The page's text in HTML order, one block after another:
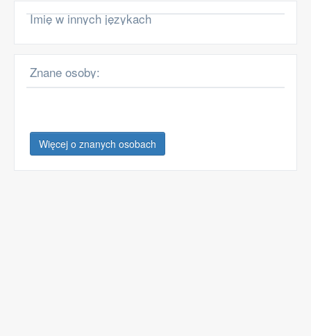
Imię w innych językach
Znane osoby:
Więcej o znanych osobach